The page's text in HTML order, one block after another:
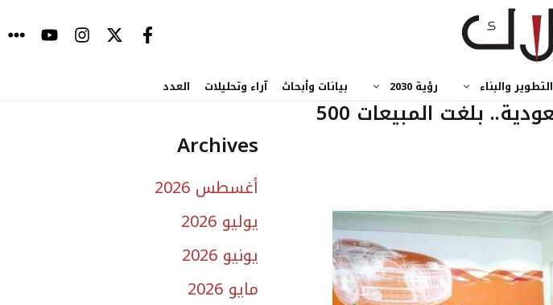
التطوير والبناء رؤية 2030 بيانات وأبحاث آراء وتحليلات العدد
السماح بقيادة المرأة ينعش سوق السيارات في السعودية.. بلغت المبيعات 500
Archives
أغسطس 2026
يوليو 2026
يونيو 2026
مايو 2026